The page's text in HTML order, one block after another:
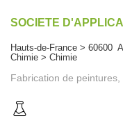
SOCIETE
Hauts-de-France > 60600
Chimie > Chimie
Fabrication de